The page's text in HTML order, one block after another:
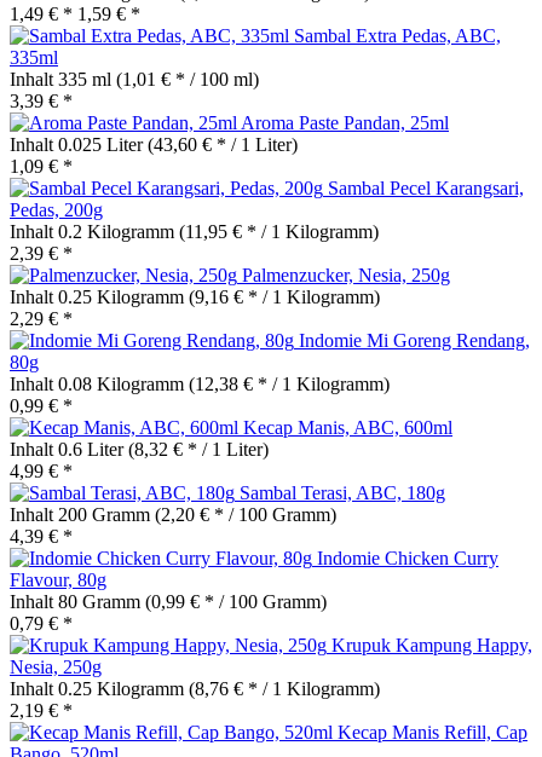
1,49 € * 1,59 € *
Sambal Extra Pedas, ABC,
335ml
Inhalt 335 ml (1,01 € * / 100 ml)
3,39 € *
Aroma Paste Pandan, 25ml
Inhalt 0.025 Liter(43,60 € * / 1 Liter)
1,09 € *
Sambal Pecel Karangsari,
Pedas, 200g
Inhalt 0.2 Kilogramm (11,95 € * / 1 Kilogramm)
2,39 € *
Palmenzucker, Nesia, 250g
Inhalt 0.25 Kilogramm (9,16 € * / 1 Kilogramm)
2,29 € *
Indomie Mi Goreng Rendang,
80g
Inhalt 0.08 Kilogramm (12,38 € * / 1 Kilogramm)
0,99 € *
Kecap Manis, ABC, 600ml
Inhalt 0.6 Liter(8,32 € * / 1 Liter)
4,99 € *
Sambal Terasi, ABC, 180g
Inhalt 200 Gramm (2,20 € * / 100 Gramm)
4,39 € *
Indomie Chicken Curry
Flavour, 80g
Inhalt 80 Gramm (0,99 € * / 100 Gramm)
0,79 € *
Krupuk Kampung Happy,
Nesia, 250g
Inhalt 0.25 Kilogramm (8,76 € * / 1 Kilogramm)
2,19 € *
Kecap Manis Refill, Cap